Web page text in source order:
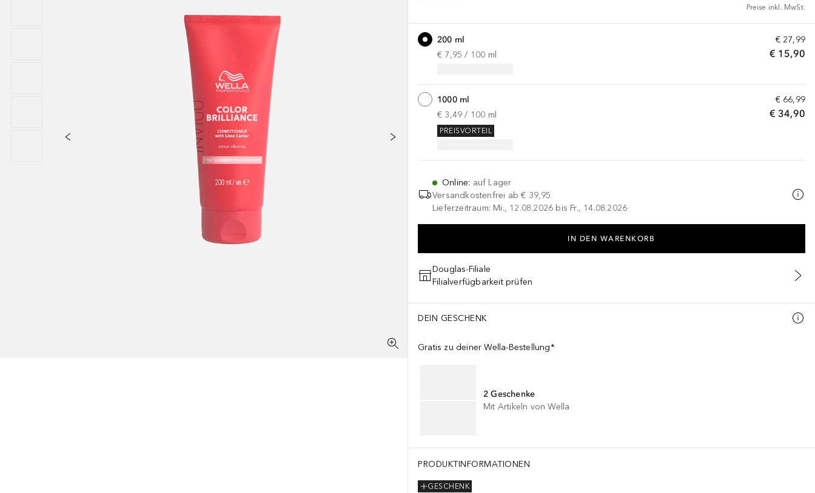
Preise inkl. MwSt.
€ 27,99
€ 15,90
200 ml
€ 7,95 / 100 ml
€ 66,99
€ 34,90
1000 ml
€ 3,49 / 100 ml
PREISVORTEIL
Online: auf Lager
Versandkostenfrei ab € 39,95
Lieferzeitraum: Mi., 12.08.2026 bis Fr., 14.08.2026
IN DEN WARENKORB
Douglas-Filiale
Filialverfügbarkeit prüfen
DEIN GESCHENK
Gratis zu deiner Wella-Bestellung*
2 Geschenke
Mit Artikeln von Wella
PRODUKTINFORMATIONEN
GESCHENK